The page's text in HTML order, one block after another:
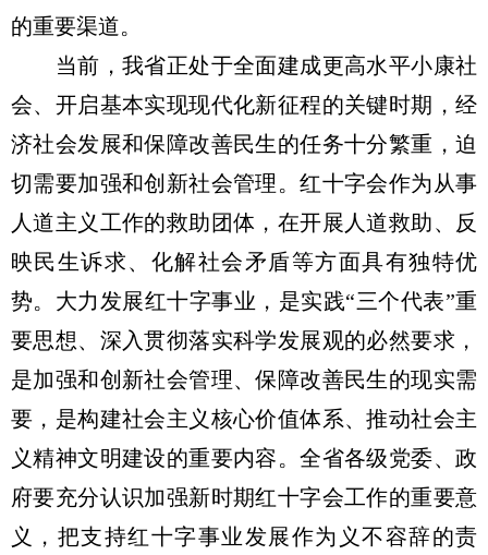
的重要渠道。
当前，我省正处于全面建成更高水平小康社
会、开启基本实现现代化新征程的关键时期，经
济社会发展和保障改善民生的任务十分繁重，迫
切需要加强和创新社会管理。红十字会作为从事
人道主义工作的救助团体，在开展人道救助、反
映民生诉求、化解社会矛盾等方面具有独特优
势。大力发展红十字事业，是实践“三个代表”重
要思想、深入贯彻落实科学发展观的必然要求，
是加强和创新社会管理、保障改善民生的现实需
要，是构建社会主义核心价值体系、推动社会主
义精神文明建设的重要内容。全省各级党委、政
府要充分认识加强新时期红十字会工作的重要意
义，把支持红十字事业发展作为义不容辞的责